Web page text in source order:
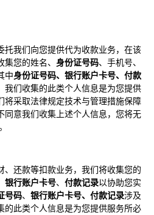
托我们向您提供代为收款业务，在该
您的姓名、 身份证号码、手机号、
中身份证号码、银行账户卡号、付款
我们收集的此类个人信息是为您提供
将采取法律规定技术与管理措施保障
同意我们收集上述个人信息，您将无
、还款等扣款业务，我们将收集您的
银行账户卡号、 付款记录以协助您实
号码、 银行账户卡号、付款记录涉及
的此类个人信息是为您提供服务所必